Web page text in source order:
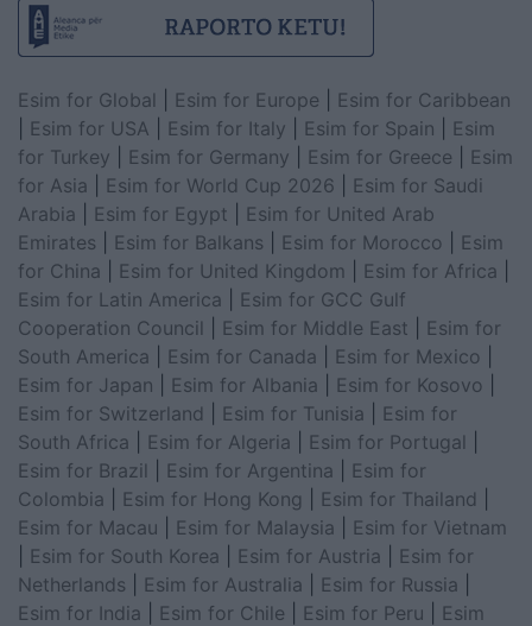
Esim for Global Esim for Europe
Esim for Caribbean
Esim for USA Esim for Italy Esim for Spain
Esim
for Turkey
Esim for Germany Esim for Greece
Esim
for Asia
Esim for World Cup 2026
Esim for Saudi
Arabia
Esim for Egypt
Esim for United Arab
Emirates
Esim for Balkans Esim for Morocco
Esim
for China
Esim for United Kingdom Esim for Africa
Esim for Latin America
Esim for GCC Gulf
Cooperation Council
Esim for Middle East
Esim for
South America
Esim for Canada Esim for Mexico
Esim for Japan
Esim for Albania Esim for Kosovo
Esim for Switzerland
Esim for Tunisia
Esim for
South Africa
Esim for Algeria Esim for Portugal
Esim for Brazil
Esim for Argentina
Esim for
Colombia
Esim for Hong Kong Esim for Thailand
Esim for Macau
Esim for Malaysia
Esim for Vietnam
Esim for South Korea Esim for Austria
Esim for
Netherlands
Esim for Australia Esim for Russia
Esim for India
Esim for Chile Esim for Peru
Esim